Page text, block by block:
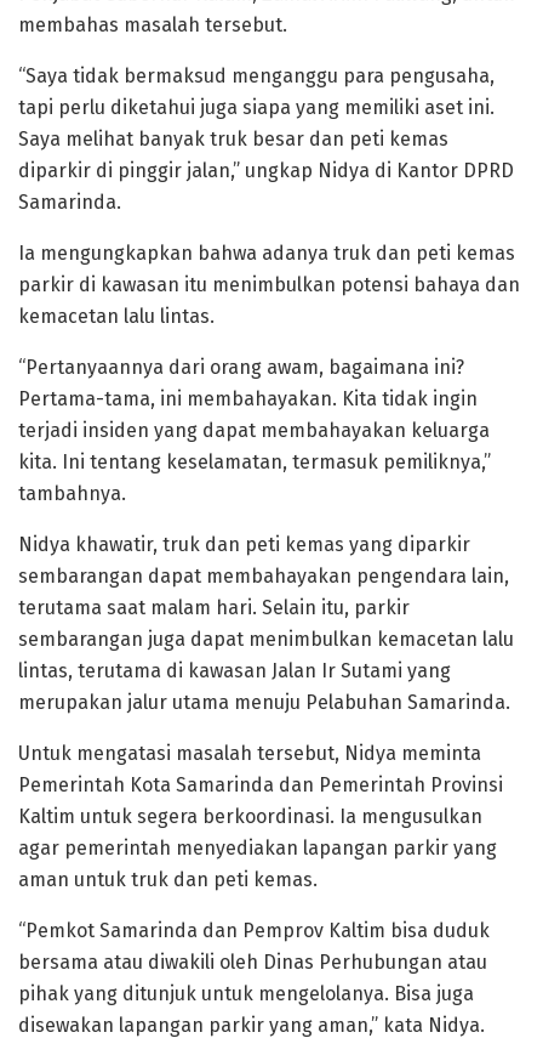
membahas masalah tersebut.
“Saya tidak bermaksud menganggu para pengusaha,
tapi perlu diketahui juga siapa yang memiliki aset ini.
Saya melihat banyak truk besar dan peti kemas
diparkir di pinggir jalan,” ungkap Nidya di Kantor DPRD
Samarinda.
Ia mengungkapkan bahwa adanya truk dan peti kemas
parkir di kawasan itu menimbulkan potensi bahaya dan
kemacetan lalu lintas.
“Pertanyaannya dari orang awam, bagaimana ini?
Pertama-tama, ini membahayakan. Kita tidak ingin
terjadi insiden yang dapat membahayakan keluarga
kita. Ini tentang keselamatan, termasuk pemiliknya,”
tambahnya.
Nidya khawatir, truk dan peti kemas yang diparkir
sembarangan dapat membahayakan pengendara lain,
terutama saat malam hari. Selain itu, parkir
sembarangan juga dapat menimbulkan kemacetan lalu
lintas, terutama di kawasan Jalan Ir Sutami yang
merupakan jalur utama menuju Pelabuhan Samarinda.
Untuk mengatasi masalah tersebut, Nidya meminta
Pemerintah Kota Samarinda dan Pemerintah Provinsi
Kaltim untuk segera berkoordinasi. Ia mengusulkan
agar pemerintah menyediakan lapangan parkir yang
aman untuk truk dan peti kemas.
“Pemkot Samarinda dan Pemprov Kaltim bisa duduk
bersama atau diwakili oleh Dinas Perhubungan atau
pihak yang ditunjuk untuk mengelolanya. Bisa juga
disewakan lapangan parkir yang aman,” kata Nidya.